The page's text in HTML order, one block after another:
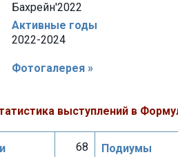
Бахрейн'2022
Активные годы
2022-2024
Фотогалерея »
выступлений в
68 Подиумы